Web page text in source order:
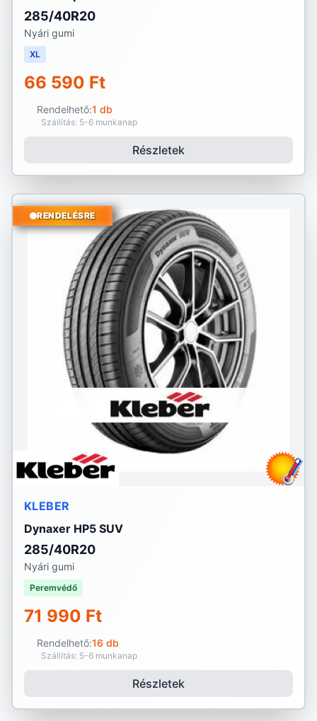
285/40R20
Nyári gumi
XL
66 590 Ft
Rendelhető:1 db
Szállítás: 5-6 munkanap
Részletek
RENDELÉSRE
KLEBER
Dynaxer HP5 SUV
285/40R20
Nyári gumi
Peremvédő
71 990 Ft
Rendelhető:16 db
Szállítás: 5-6 munkanap
Részletek